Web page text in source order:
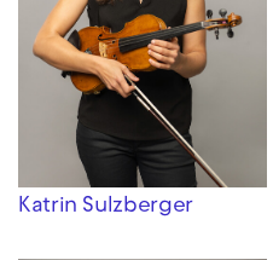
Katrin Sulzberger